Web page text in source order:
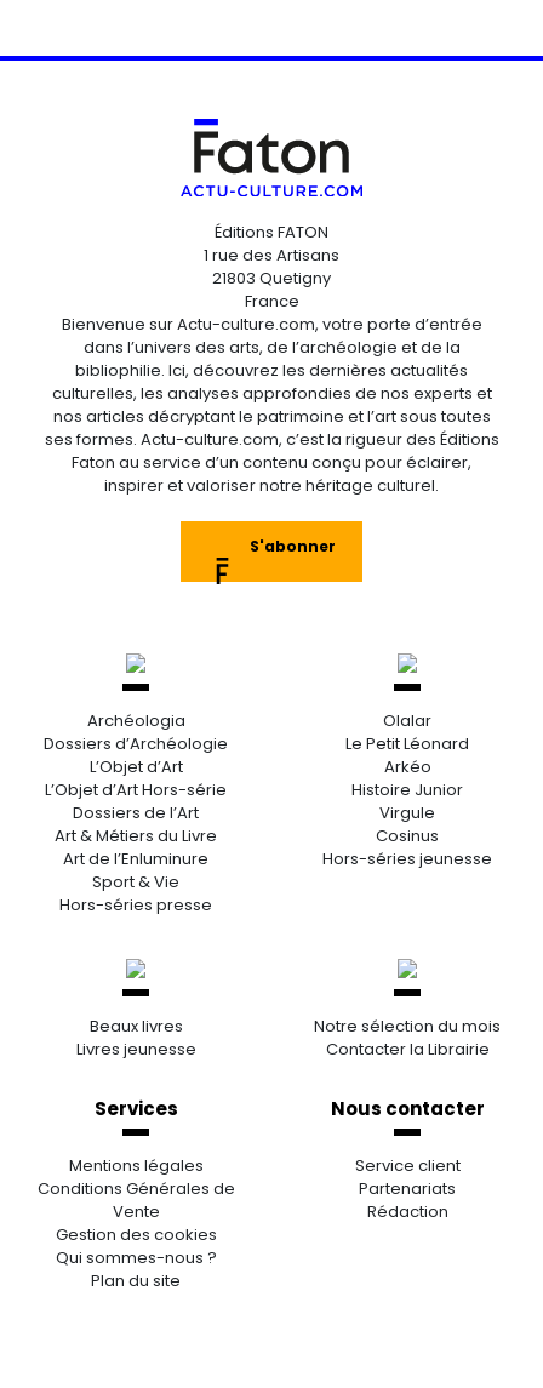
Éditions FATON
1 rue des Artisans
21803 Quetigny
France
Bienvenue sur Actu-culture.com, votre porte d’entrée
dans l’univers des arts, de l’archéologie et de la
bibliophilie. Ici, découvrez les dernières actualités
culturelles, les analyses approfondies de nos experts et
nos articles décryptant le patrimoine et l’art sous toutes
ses formes. Actu-culture.com, c’est la rigueur des Éditions
Faton au service d’un contenu conçu pour éclairer,
inspirer et valoriser notre héritage culturel.
S'abonner
Archéologia
Dossiers d’Archéologie
L’Objet d’Art
L’Objet d’Art Hors-série
Dossiers de l’Art
Art & Métiers du Livre
Art de l’Enluminure
Sport & Vie
Hors-séries presse
Olalar
Le Petit Léonard
Arkéo
Histoire Junior
Virgule
Cosinus
Hors-séries jeunesse
Beaux livres
Livres jeunesse
Notre sélection du mois
Contacter la Librairie
Services
Mentions légales
Conditions Générales de
Vente
Gestion des cookies
Qui sommes-nous ?
Plan du site
Nous contacter
Service client
Partenariats
Rédaction